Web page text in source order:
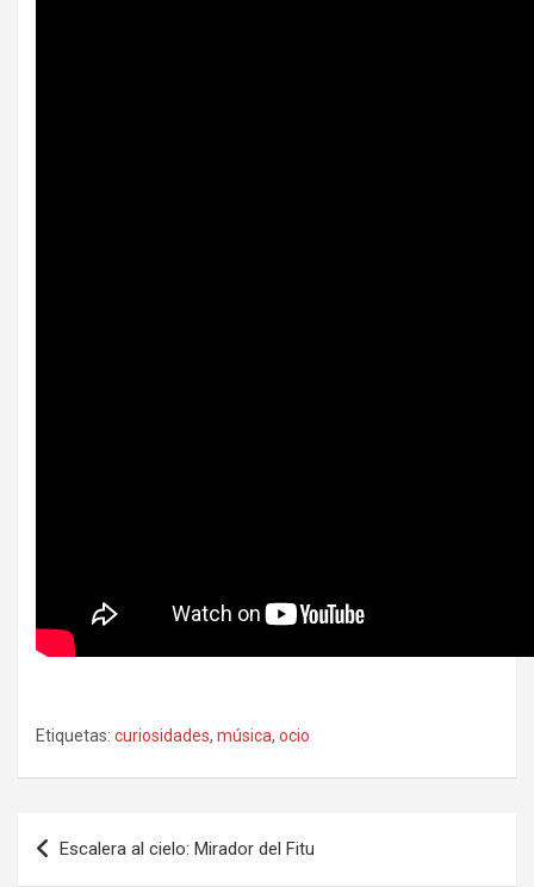
Etiquetas: curiosidades, música, ocio
Navegación
de
Escalera al cielo: Mirador del Fitu